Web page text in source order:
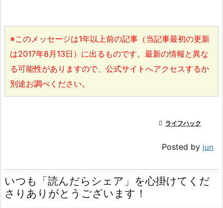
※このメッセージは1年以上前の記事（当記事最初の更新
は2017年8月13日）に出るものです。最新の情報と異な
る可能性がありますので、公式サイトへアクセスするか
別途お調べください。
 ライフハック
Posted by jun
いつも「読んだらシェア」を心掛けてくだ
さりありがとうございます！